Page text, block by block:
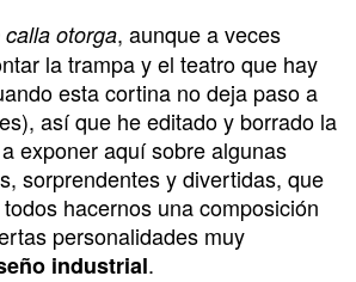
otorga, aunque a veces
la trampa y el teatro que hay
esta cortina no deja paso a
así que he editado y borrado la
exponer aquí sobre algunas
sorprendentes y divertidas, que
hacernos una composición
personalidades muy
industrial.